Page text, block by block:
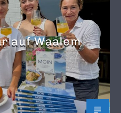
auf Waalem